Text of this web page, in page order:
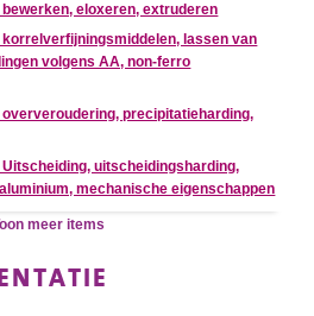
eloxeren, extruderen
lassen van
volgens AA, non-ferro
precipitatieharding,
uitscheidingsharding,
mechanische eigenschappen
meer items